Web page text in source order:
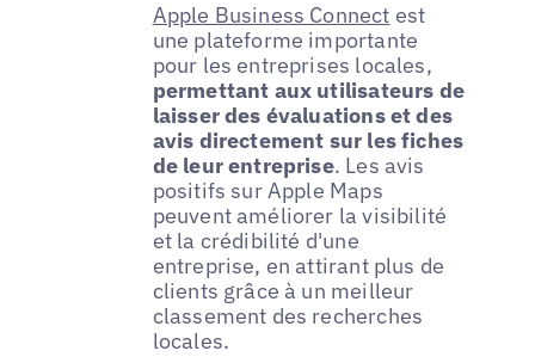
Apple Business Connect est
une plateforme importante
pour les entreprises locales,
permettant aux utilisateurs de
laisser des évaluations et des
avis directement sur les fiches
de leur entreprise. Les avis
positifs sur Apple Maps
peuvent améliorer la visibilité
et la crédibilité d'une
entreprise, en attirant plus de
clients grâce à un meilleur
classement des recherches
locales.